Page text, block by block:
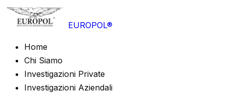
EUROPOL®
Home
Chi Siamo
Investigazioni Private
Investigazioni Aziendali